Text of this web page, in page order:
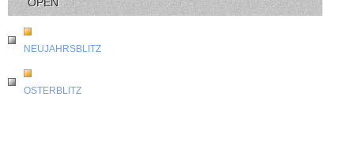
NEUJAHRSBLITZ
OSTERBLITZ